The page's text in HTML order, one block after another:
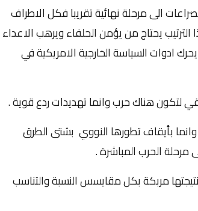
الى مرحلة نهائية تقريبا فكل الاطراف
يحتاج من يؤمن الحلفاء ويرهب الاعداء
ادوات السياسة الخارجية الامريكية في
وانما بأيقاف تطورها النووي بشتى الطرق
الحرب المباشرة .
مربكة بكل مقايسس النسبة والتناسب